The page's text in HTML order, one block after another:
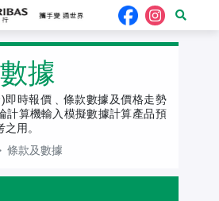
據
即時報價﹑條款數據及價格走勢
計算機輸入模擬數據計算產品預
用。
條款及數據